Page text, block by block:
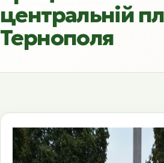
центральній
Тернополя